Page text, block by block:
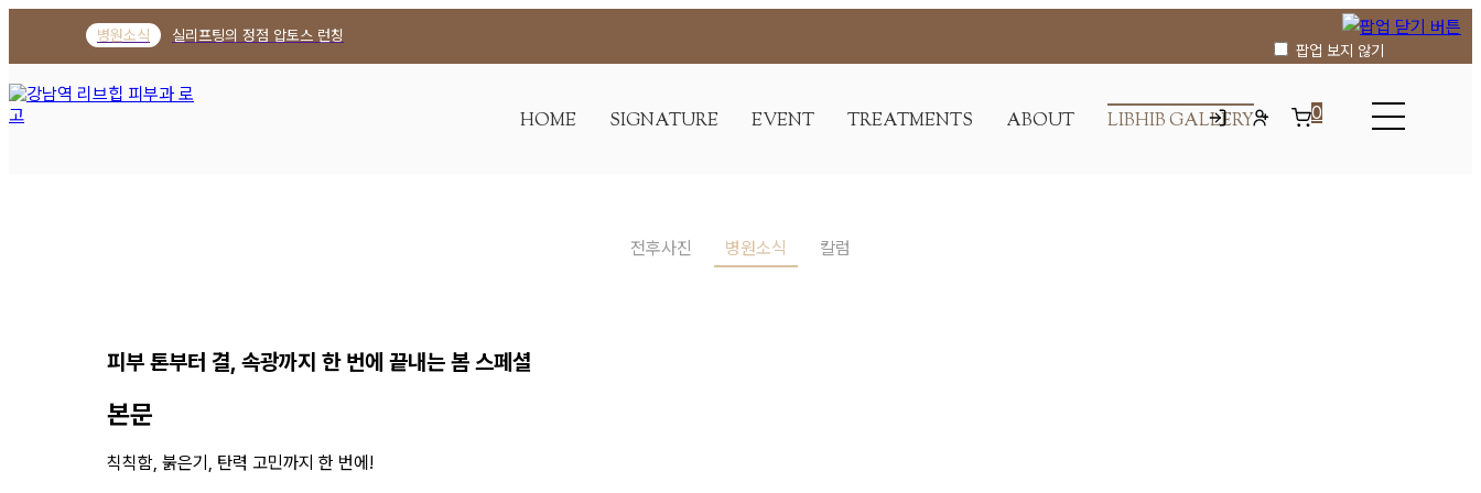
강남역 피부과 리브힙의원 | 피부 톤부터 결, 속광까지 한 번에 끝내는 봄 스페셜 > 병원소식
병원소식 실리프팅의 정점 압토스 런칭
팝업 보지 않기
HOME SIGNATURE EVENT TREATMENTS ABOUT LIBHIB GALLERY 0
전후사진 병원소식 칼럼
피부 톤부터 결, 속광까지 한 번에 끝내는 봄 스페셜
본문
칙칙함, 붉은기, 탄력 고민까지 한 번에!